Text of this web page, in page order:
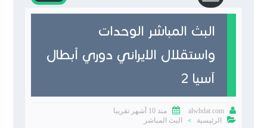
البث المباشر الوحدات
واستقلال الايراني دوري أبطال
آسيا 2

alwhdat.com

منذ 10 أشهر تقريبا

الرئيسية > البث المباشر